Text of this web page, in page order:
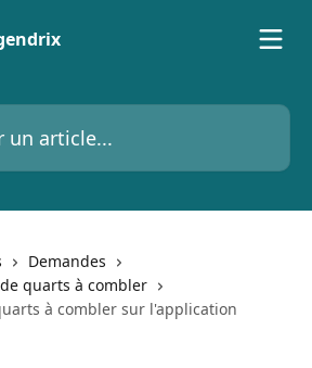
Demandes
quarts à combler
à combler sur l'application